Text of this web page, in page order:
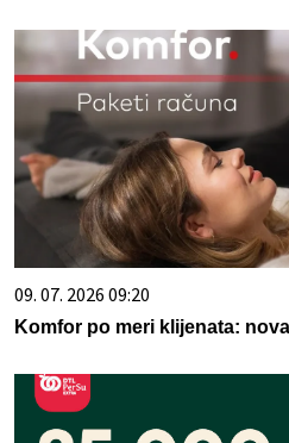
09. 07. 2026 09:20
Komfor po meri klijenata: